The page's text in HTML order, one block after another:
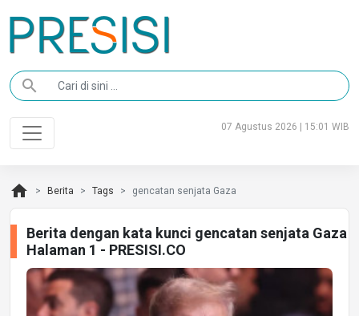
search
07 Agustus 2026 | 15:01 WIB
home Berita Tags gencatan senjata Gaza
Berita dengan kata kunci gencatan senjata Gaza
Halaman 1 - PRESISI.CO